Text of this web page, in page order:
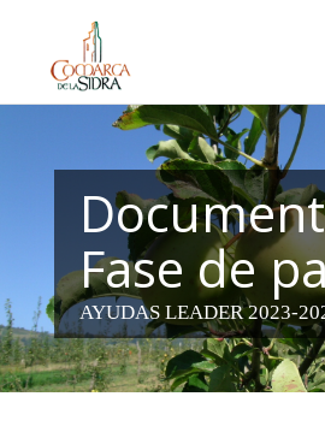
contenido
principal
Fase de
AYUDAS LEADER 2023-